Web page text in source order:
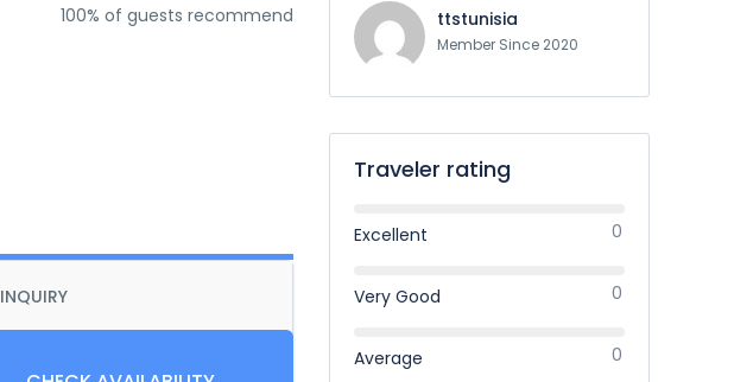
100% of guests recommend
INQUIRY
ttstunisia
Member Since 2020
Traveler rating
Excellent 0
Very Good 0
Average 0